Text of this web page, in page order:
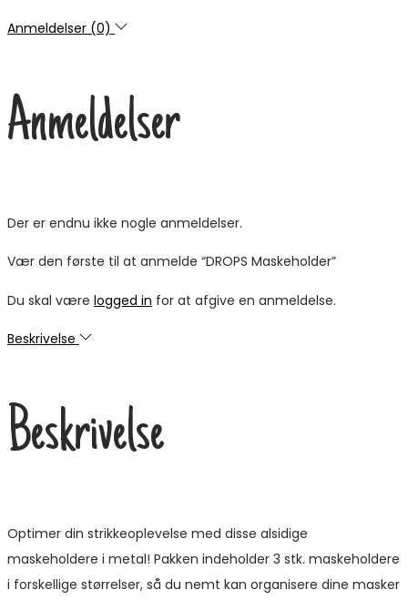
Anmeldelser (0)
Anmeldelser
Der er endnu ikke nogle anmeldelser.
Vær den første til at anmelde “DROPS Maskeholder”
Du skal være logged in for at afgive en anmeldelse.
Beskrivelse
Beskrivelse
Optimer din strikkeoplevelse med disse alsidige
maskeholdere i metal! Pakken indeholder 3 stk. maskeholdere
i forskellige størrelser, så du nemt kan organisere dine masker